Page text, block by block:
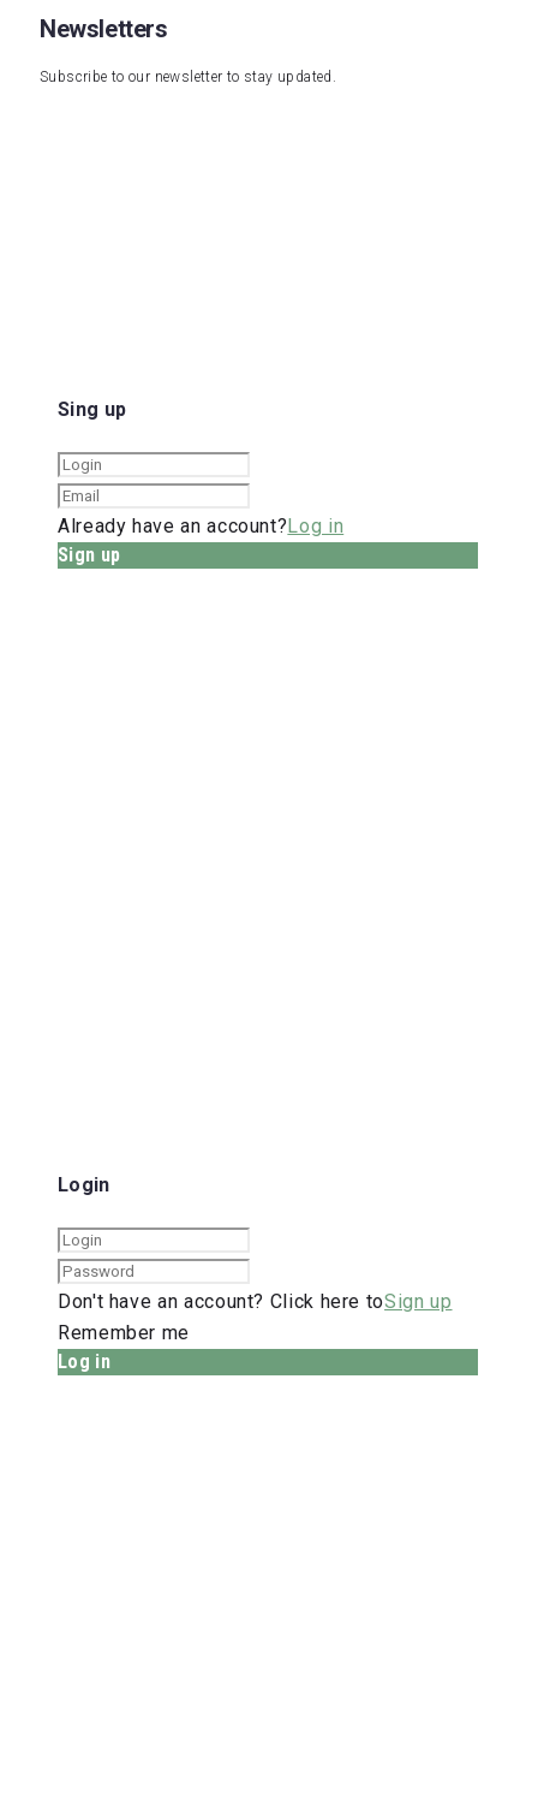
Newsletters
Subscribe to our newsletter to stay updated.
Sing up
Already have an account?Log in
Sign up
Login
Don't have an account? Click here toSign up
Remember me
Log in